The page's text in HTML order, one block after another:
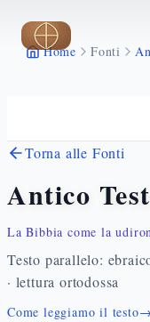
Vai al contenuto
Home Fonti
Torna alle Fonti
Antico
La Bibbia come la
Testo parallelo:
· lettura ortodossa
Come leggiamo il testo→